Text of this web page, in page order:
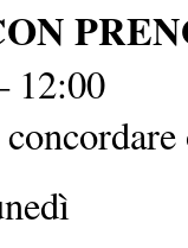
12:00